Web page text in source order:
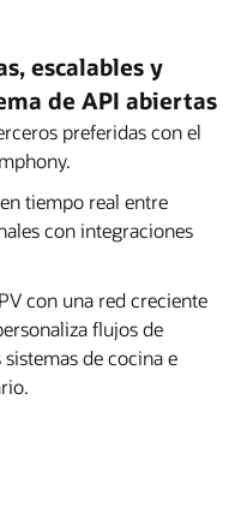
escalables y
de API abiertas
preferidas con el
tiempo real entre
con integraciones
con una red creciente
flujos de
de cocina e